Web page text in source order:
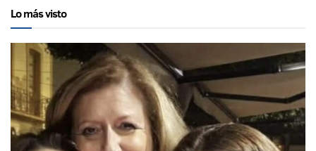
Lo más visto